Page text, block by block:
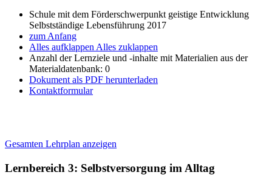
Schule mit dem Förderschwerpunkt geistige Entwicklung
Selbstständige Lebensführung 2017
zum Anfang
Alles aufklappen Alles zuklappen
Anzahl der Lernziele und -inhalte mit Materialien aus der
Materialdatenbank: 0
Dokument als PDF herunterladen
Kontaktformular
Gesamten Lehrplan anzeigen
Lernbereich 3: Selbstversorgung im Alltag